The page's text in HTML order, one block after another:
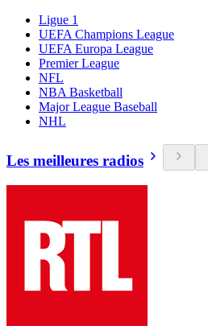
Ligue 1
UEFA Champions League
UEFA Europa League
Premier League
NFL
NBA Basketball
Major League Baseball
NHL
Les meilleures radios